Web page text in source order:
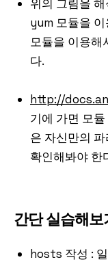
위의 그림을
yum 모듈을
모듈을 이용해
다.
http://
기에 가면 모
은 자신만의
확인해봐야 한
간단 실습해보
hosts 작성 :